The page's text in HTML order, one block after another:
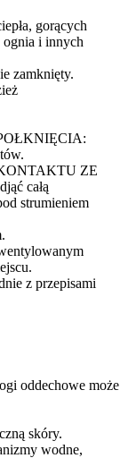
gorących
ognia i innych
zamknięty.
ZE
całą
strumieniem
z przepisami
oddechowe może
skóry.
wodne,